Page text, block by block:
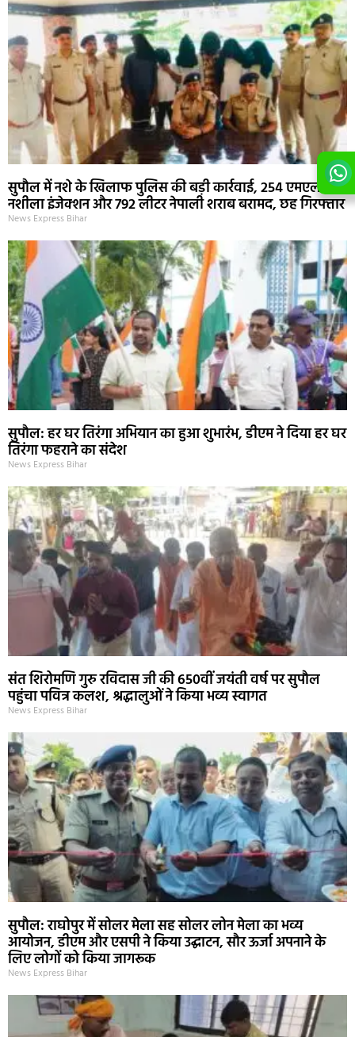
सुपौल में नशे के खिलाफ पुलिस की बड़ी कार्रवाई, 254 एमएल
नशीला इंजेक्शन और 792 लीटर नेपाली शराब बरामद, छह गिरफ्तार
News Express Bihar
सुपौल: हर घर तिरंगा अभियान का हुआ शुभारंभ, डीएम ने दिया हर घर
तिरंगा फहराने का संदेश
News Express Bihar
संत शिरोमणि गुरु रविदास जी की 650वीं जयंती वर्ष पर सुपौल
पहुंचा पवित्र कलश, श्रद्धालुओं ने किया भव्य स्वागत
News Express Bihar
सुपौल: राघोपुर में सोलर मेला सह सोलर लोन मेला का भव्य
आयोजन, डीएम और एसपी ने किया उद्घाटन, सौर ऊर्जा अपनाने के
लिए लोगों को किया जागरूक
News Express Bihar